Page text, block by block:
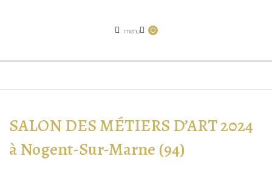
menu 0
SALON DES MÉTIERS D’ART 2024
à Nogent-Sur-Marne (94)